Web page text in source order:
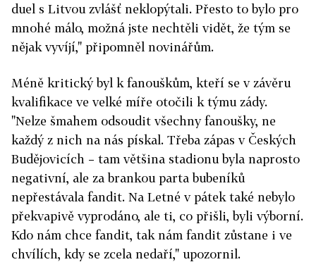
duel s Litvou zvlášť neklopýtali. Přesto to bylo pro
mnohé málo, možná jste nechtěli vidět, že tým se
nějak vyvíjí," připomněl novinářům.
Méně kritický byl k fanouškům, kteří se v závěru
kvalifikace ve velké míře otočili k týmu zády.
"Nelze šmahem odsoudit všechny fanoušky, ne
každý z nich na nás pískal. Třeba zápas v Českých
Budějovicích – tam většina stadionu byla naprosto
negativní, ale za brankou parta bubeníků
nepřestávala fandit. Na Letné v pátek také nebylo
překvapivě vyprodáno, ale ti, co přišli, byli výborní.
Kdo nám chce fandit, tak nám fandit zůstane i ve
chvílích, kdy se zcela nedaří," upozornil.